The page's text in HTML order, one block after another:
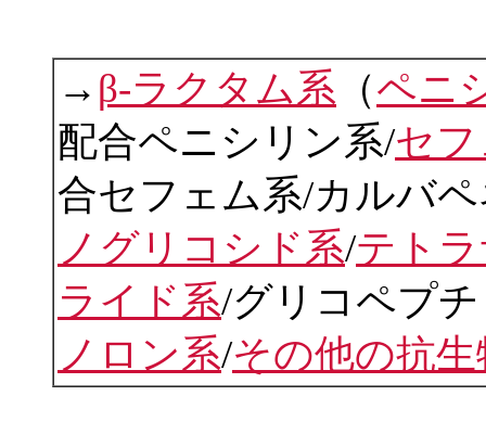
→ β-ラクタム系 （ペニ
配合ペニシリン系/セ
合セフェム系/カルバ
ノグリコシド系/テト
ライド系/グリコペプ
ノロン系/その他の抗生